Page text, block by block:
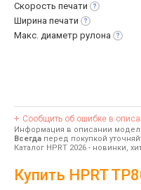
Скорость печати
Ширина печати
Макс. диаметр рулона
Сообщить об ошибке в
Информация в описании
Всегда перед покупкой
Каталог HPRT 2026 - новинки,
Купить HPRT